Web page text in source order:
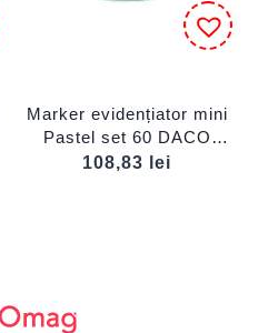
Marker evidențiator mini
Pastel set 60 DACO
MK402/60P
108,83 lei